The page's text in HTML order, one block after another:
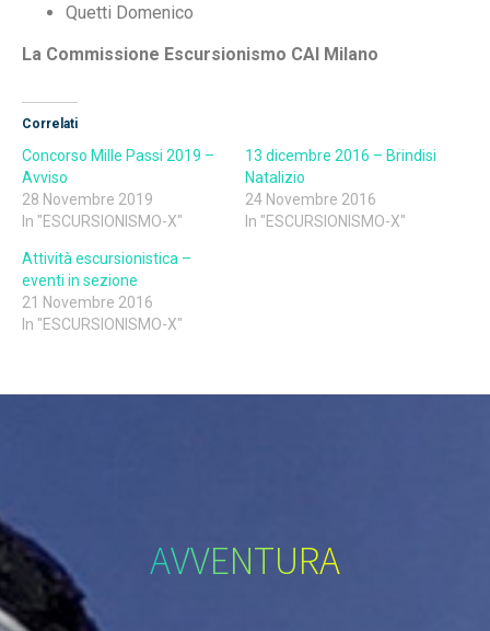
Quetti Domenico
La Commissione Escursionismo CAI Milano
Correlati
Concorso Mille Passi 2019 –
Avviso
28 Novembre 2019
In "ESCURSIONISMO-X"
13 dicembre 2016 – Brindisi
Natalizio
24 Novembre 2016
In "ESCURSIONISMO-X"
Attività escursionistica –
eventi in sezione
21 Novembre 2016
In "ESCURSIONISMO-X"
AVVENTURA